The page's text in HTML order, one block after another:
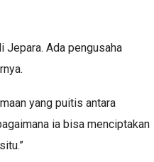
Jepara. Ada pengusaha
yang puitis antara
ia bisa menciptakan